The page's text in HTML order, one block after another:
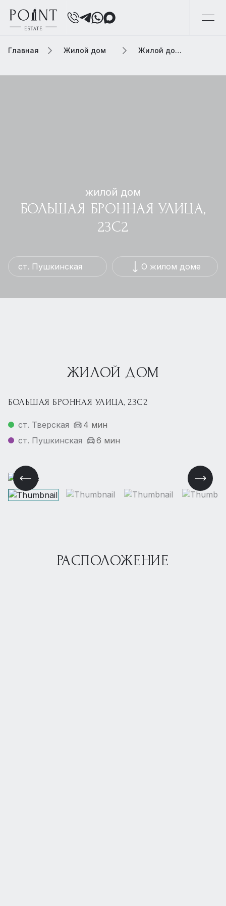
Главная Жилой дом Жилой дом большая бронная улица, 23с2
жилой дом
БОЛЬШАЯ БРОННАЯ УЛИЦА,
23С2
ст. Пушкинская О жилом доме
ЖИЛОЙ ДОМ
БОЛЬШАЯ БРОННАЯ УЛИЦА, 23С2
ст. Тверская
4 мин
ст. Пушкинская
6 мин
РАСПОЛОЖЕНИЕ